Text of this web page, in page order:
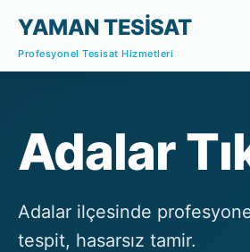
YAMAN TESİSAT
Profesyonel Tesisat Hizmetleri
Adalar
Adalar ilçesinde
tespit, hasarsız tamir.